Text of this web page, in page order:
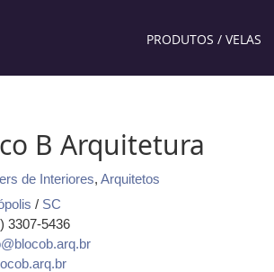
PRODUTOS / VELAS
B Arquitetura
de Interiores, Arquitetos
/ SC
3307-5436